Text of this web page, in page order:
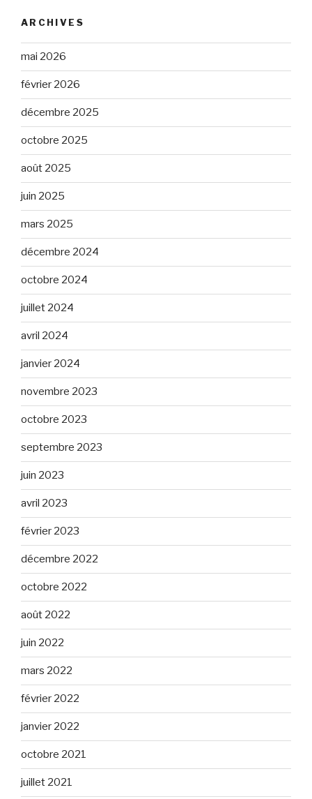
ARCHIVES
mai 2026
février 2026
décembre 2025
octobre 2025
août 2025
juin 2025
mars 2025
décembre 2024
octobre 2024
juillet 2024
avril 2024
janvier 2024
novembre 2023
octobre 2023
septembre 2023
juin 2023
avril 2023
février 2023
décembre 2022
octobre 2022
août 2022
juin 2022
mars 2022
février 2022
janvier 2022
octobre 2021
juillet 2021